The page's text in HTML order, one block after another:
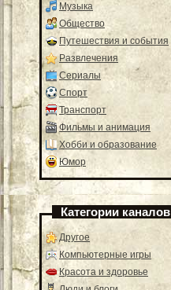
Музыка
Общество
Путешествия и события
Развлечения
Сериалы
Спорт
Транспорт
Фильмы и анимация
Хобби и образование
Юмор
Категории каналов
Другое
Компьютерные игры
Красота и здоровье